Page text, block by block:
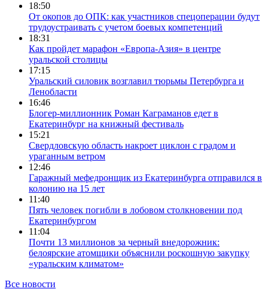
18:50
От окопов до ОПК: как участников спецоперации будут
трудоустраивать с учетом боевых компетенций
18:31
Как пройдет марафон «Европа-Азия» в центре
уральской столицы
17:15
Уральский силовик возглавил тюрьмы Петербурга и
Ленобласти
16:46
Блогер-миллионник Роман Каграманов едет в
Екатеринбург на книжный фестиваль
15:21
Свердловскую область накроет циклон с градом и
ураганным ветром
12:46
Гаражный мефедронщик из Екатеринбурга отправился в
колонию на 15 лет
11:40
Пять человек погибли в лобовом столкновении под
Екатеринбургом
11:04
Почти 13 миллионов за черный внедорожник:
белоярские атомщики объяснили роскошную закупку
«уральским климатом»
Все новости